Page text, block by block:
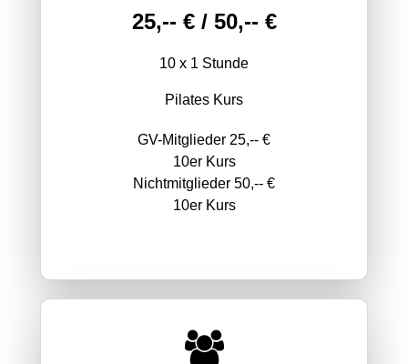
25,-- € / 50,-- €
10 x 1 Stunde
Pilates Kurs
GV-Mitglieder 25,-- €
10er Kurs
Nichtmitglieder 50,-- €
10er Kurs